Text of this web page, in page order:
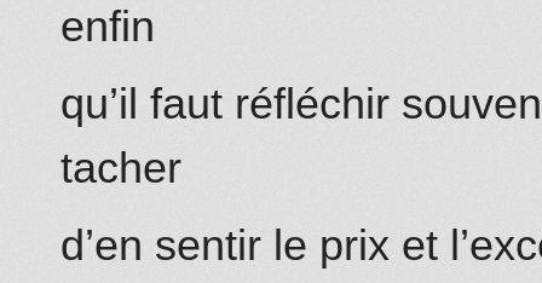
enfin
qu’il faut réfléchir
tacher
d’en sentir le prix et